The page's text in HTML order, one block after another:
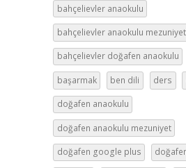
bahçelievler anaokulu
bahçelievler anaokulu mezuniyet
bahçelievler doğafen anaokulu
başarmak ben dili ders
doğafen anaokulu
doğafen anaokulu mezuniyet
doğafen google plus